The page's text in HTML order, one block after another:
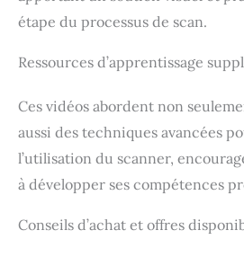
étape du processus de scan.
Ressources d’apprentissage
Ces vidéos abordent non
aussi des techniques avancées
l’utilisation du scanner,
à développer ses compétences
Conseils d’achat et offres